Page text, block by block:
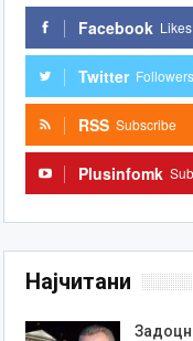
Facebook Likes
Twitter Followers
RSS Subscribe
Plusinfomk
Најчитани